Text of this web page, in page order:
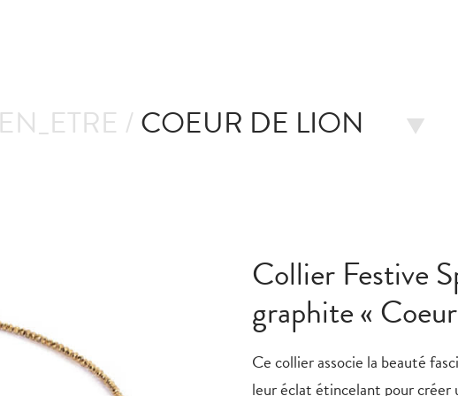
/ COEUR DE LION
Collier Festive
graphite «
Ce collier associe la beauté
leur éclat étincelant pour créer